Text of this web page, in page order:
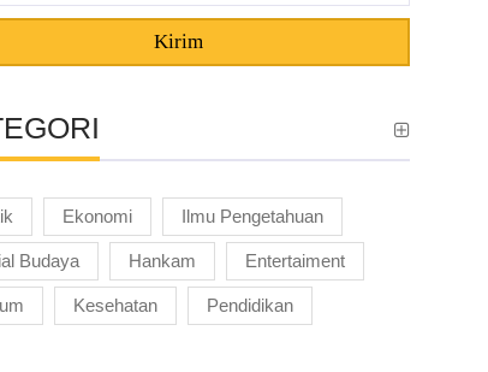
Kirim
Ekonomi Ilmu Pengetahuan
Budaya Hankam Entertaiment
Kesehatan Pendidikan